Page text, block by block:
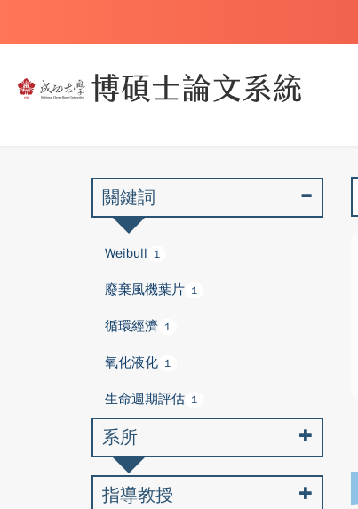
關鍵詞
Weibull 1
廢棄風機葉片 1
循環經濟 1
氧化液化 1
生命週期評估 1
系所
指導教授